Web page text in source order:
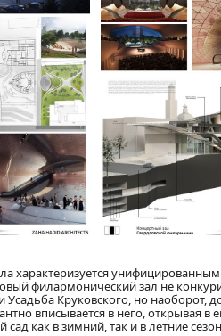
характеризуется
филармонический зал не
Усадьба Круковского, но
вписывается в него, открывая
как в зимний, так и в летние